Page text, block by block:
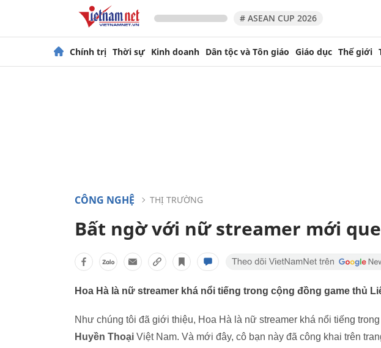
# ASEAN CUP 2026
Chính trị Thời sự Kinh doanh Dân tộc và Tôn giáo Giáo dục Thế giới
CÔNG NGHỆ THỊ TRƯỜNG
Bất ngờ với nữ streamer mới
Hoa Hà là nữ streamer khá nổi tiếng trong cộng đồng game thủ
Như chúng tôi đã giới thiệu, Hoa Hà là nữ streamer khá nổi tiếng
Huyền Thoại Việt Nam. Và mới đây, cô bạn này đã công khai trên